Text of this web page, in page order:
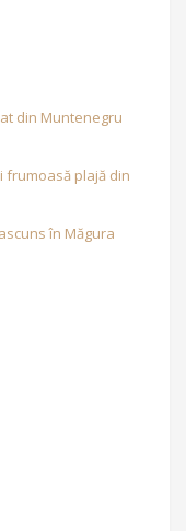
din Muntenegru
frumoasă plajă din
în Măgura